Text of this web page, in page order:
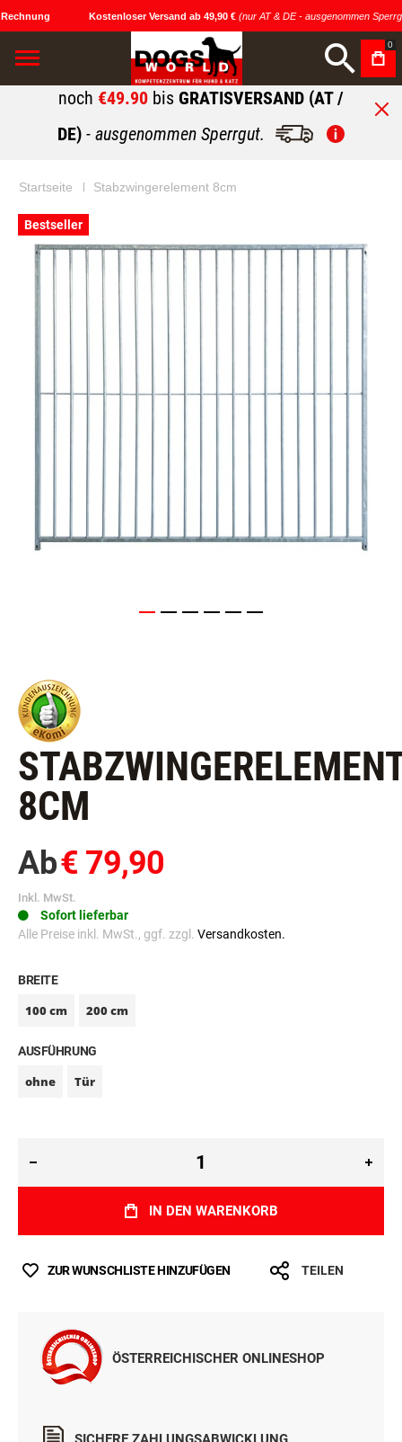
Kostenloser Versand ab 49,90 €(nur AT & DE - ausgenommen
0
noch €49.90 bis GRATISVERSAND (AT /
DE) - ausgenommen Sperrgut.
Startseite Stabzwingerelement 8cm
8CM
Ab€ 79,90
Inkl. MwSt.
Sofort lieferbar
Alle Preise inkl. MwSt., ggf. zzgl. Versandkosten.
BREITE
100 cm 200 cm
AUSFÜHRUNG
ohne Tür
IN DEN WARENKORB
ZUR WUNSCHLISTE HINZUFÜGEN TEILEN
ÖSTERREICHISCHER ONLINESHOP
Zum
Ende
Bildgalerie
springen
Zum
Anfang
Bildgalerie
springen
Bestseller